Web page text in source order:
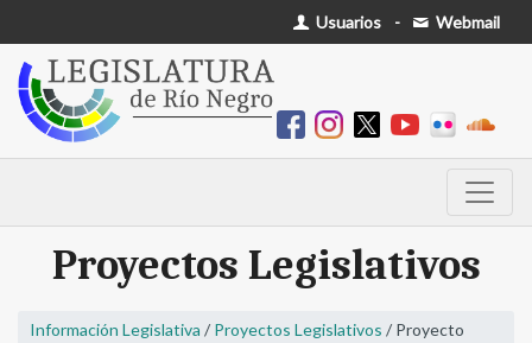
Usuarios - Webmail
Proyectos Legislativos
Información Legislativa / Proyectos Legislativos / Proyecto